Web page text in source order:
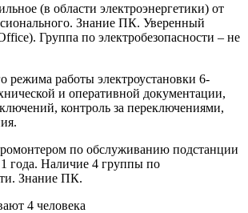
(в области электроэнергетики) от
Знание ПК. Уверенный
Группа по электробезопасности – не
режима работы электроустановки 6-
и оперативной документации,
контроль за переключениями,
по обслуживанию подстанции
1 года. Наличие 4 группы по
Знание ПК.
4 человека